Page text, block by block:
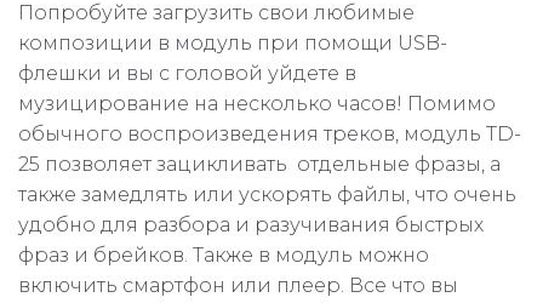
Попробуйте загрузить свои любимые
композиции в модуль при помощи USB-
флешки и вы с головой уйдете в
музицирование на несколько часов! Помимо
обычного воспроизведения треков, модуль TD-
25 позволяет зацикливать отдельные фразы, а
также замедлять или ускорять файлы, что очень
удобно для разбора и разучивания быстрых
фраз и брейков. Также в модуль можно
включить смартфон или плеер. Все что вы